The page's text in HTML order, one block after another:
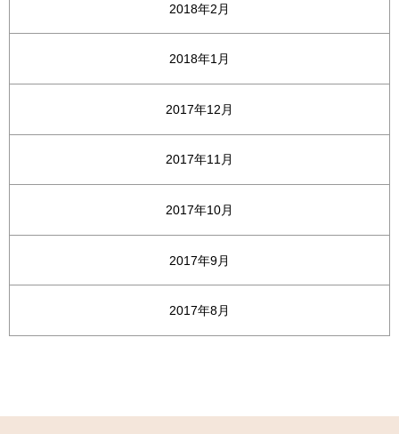
2018年2月
2018年1月
2017年12月
2017年11月
2017年10月
2017年9月
2017年8月